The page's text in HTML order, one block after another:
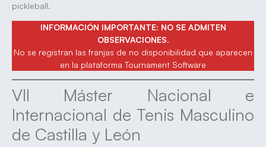
pickleball.
INFORMACIÓN IMPORTANTE: NO SE ADMITEN
OBSERVACIONES.
No se registran las franjas de no disponibilidad que aparecen
en la plataforma Tournament Software
VII Máster Nacional e
Internacional de Tenis Masculino
de Castilla y León